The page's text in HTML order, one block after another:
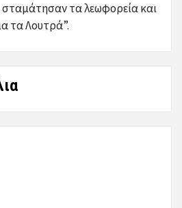
σταμάτησαν τα λεωφορεία και
τα Λουτρά”.